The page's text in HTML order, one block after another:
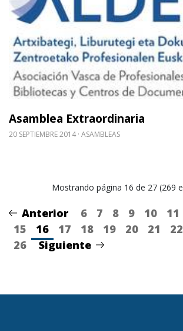
Asamblea Extraordinaria
20 SEPTIEMBRE 2014 ASAMBLEAS
Mostrando página 16 de 27 (269
Anterior 6 7 8 9 10 11
15
16 17 18 19 20 21 22
26
Siguiente